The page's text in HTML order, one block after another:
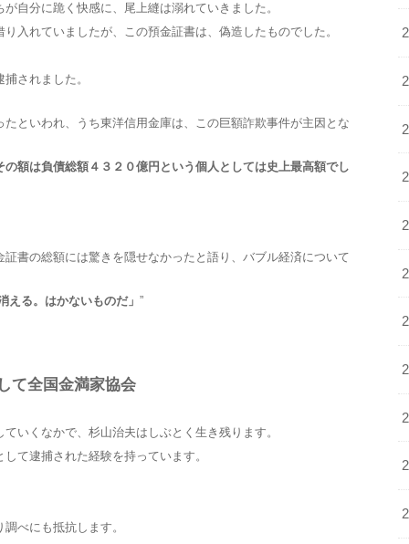
自分に跪く快感に、尾上縫は溺れていきました。
入れていましたが、この預金証書は、偽造したものでした。
されました。
といわれ、うち東洋信用金庫は、この巨額詐欺事件が主因とな
額は負債総額４３２０億円という個人としては史上最高額でし
書の総額には驚きを隠せなかったと語り、バブル経済について
る。はかないものだ」 ”
て全国金満家協会
いくなかで、杉山治夫はしぶとく生き残ります。
て逮捕された経験を持っています。
べにも抵抗します。